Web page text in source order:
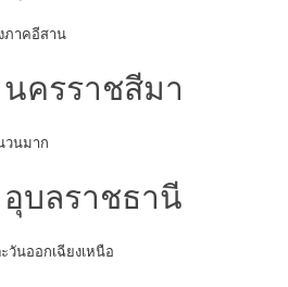
ภาคอีสาน
นครราชสีมา
วนมาก
อุบลราชธานี
นออกเฉียงเหนือ